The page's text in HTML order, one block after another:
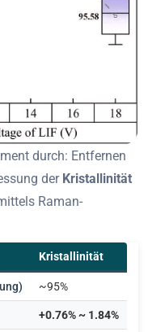
durch: Entfernen
der Kristallinität
Raman-
Kristallinität
~95%
+0.76% ~ 1.84%